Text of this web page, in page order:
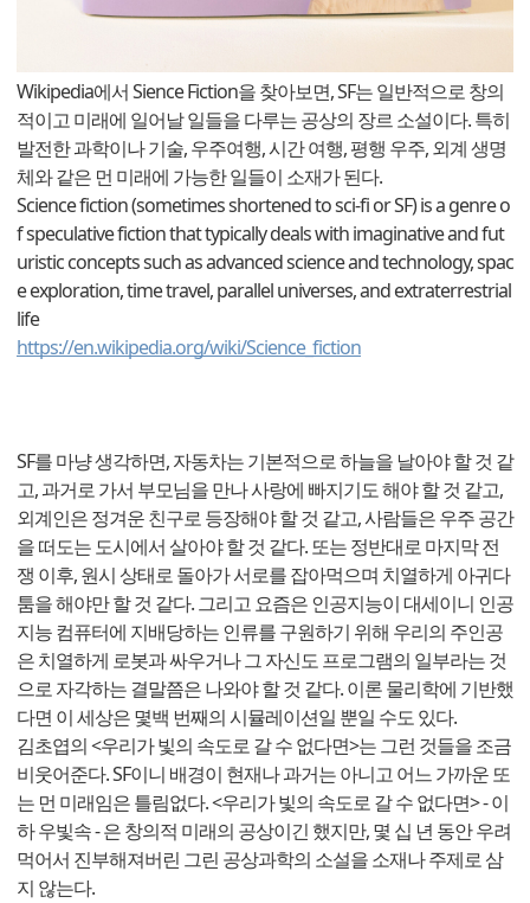
Wikipedia에서 Sience Fiction을 찾아보면, SF는 일반적으로 창의
적이고 미래에 일어날 일들을 다루는 공상의 장르 소설이다. 특히
발전한 과학이나 기술, 우주여행, 시간 여행, 평행 우주, 외계 생명
체와 같은 먼 미래에 가능한 일들이 소재가 된다.
Science fiction (sometimes shortened to sci-fi or SF) is a genre o
f speculative fiction that typically deals with imaginative and fut
uristic concepts such as advanced science and technology, spac
e exploration, time travel, parallel universes, and extraterrestrial
life
https://en.wikipedia.org/wiki/Science_fiction
SF를 마냥 생각하면, 자동차는 기본적으로 하늘을 날아야 할 것 같
고, 과거로 가서 부모님을 만나 사랑에 빠지기도 해야 할 것 같고,
외계인은 정겨운 친구로 등장해야 할 것 같고, 사람들은 우주 공간
을 떠도는 도시에서 살아야 할 것 같다. 또는 정반대로 마지막 전
쟁 이후, 원시 상태로 돌아가 서로를 잡아먹으며 치열하게 아귀다
툼을 해야만 할 것 같다. 그리고 요즘은 인공지능이 대세이니 인공
지능 컴퓨터에 지배당하는 인류를 구원하기 위해 우리의 주인공
은 치열하게 로봇과 싸우거나 그 자신도 프로그램의 일부라는 것
으로 자각하는 결말쯤은 나와야 할 것 같다. 이론 물리학에 기반했
다면 이 세상은 몇백 번째의 시뮬레이션일 뿐일 수도 있다.
김초엽의 <우리가 빛의 속도로 갈 수 없다면>는 그런 것들을 조금
비웃어준다. SF이니 배경이 현재나 과거는 아니고 어느 가까운 또
는 먼 미래임은 틀림없다. <우리가 빛의 속도로 갈 수 없다면> - 이
하 우빛속 - 은 창의적 미래의 공상이긴 했지만, 몇 십 년 동안 우려
먹어서 진부해져버린 그린 공상과학의 소설을 소재나 주제로 삼
지 않는다.